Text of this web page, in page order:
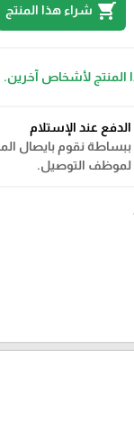
shopping_cart شراء هذا المنتج
المنتج لأشخاص آخرين.
الدفع عند الإستلام
ببساطة نقوم بايصال
لموظف التوصيل.